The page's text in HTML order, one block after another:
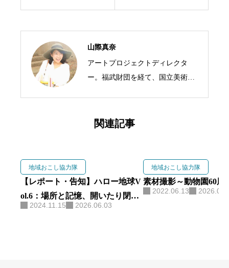
山際真奈
アートプロジェクトディレクタ
ー。福武財団を経て、国立美術館
ロジェクトや教育プログラムを企
プロジェクト、「ハロー地球：未
来をつくる、リベラルアーツ部」
や「スザカ写真部」を立ち上げ、
主催している。豊かな自然環境を
関連記事
地域おこし協力隊
【レポート・告知】ハロー地球V
ol.6：場所と記憶、開いたり閉じ
たり
2024.11.15 2026.06.03
地域おこし協力隊
素材撮影～動物園60周
2022.06.13